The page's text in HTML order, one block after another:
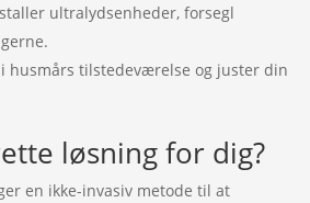
ultralydsenheder, forsegl
husmårs tilstedeværelse og juster din
løsning for dig?
en ikke-invasiv metode til at